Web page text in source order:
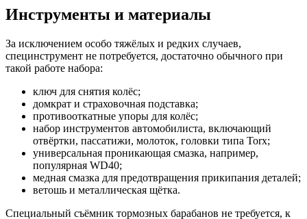
Инструменты и материалы
За исключением особо тяжёлых и редких случаев,
специнструмент не потребуется, достаточно обычного при
такой работе набора:
ключ для снятия колёс;
домкрат и страховочная подставка;
противооткатные упоры для колёс;
набор инструментов автомобилиста, включающий
отвёртки, пассатижи, молоток, головки типа Torx;
универсальная проникающая смазка, например,
популярная WD40;
медная смазка для предотвращения прикипания деталей;
ветошь и металлическая щётка.
Специальный съёмник тормозных барабанов не требуется, к